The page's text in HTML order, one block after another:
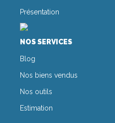
Présentation
NOS SERVICES
Blog
Nos biens vendus
Nos outils
Estimation